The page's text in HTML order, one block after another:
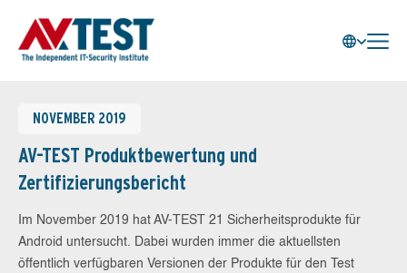
NOVEMBER 2019
AV-TEST Produktbewertung und
Zertifizierungsbericht
Im November 2019 hat AV-TEST 21 Sicherheitsprodukte für
Android untersucht. Dabei wurden immer die aktuellsten
öffentlich verfügbaren Versionen der Produkte für den Test